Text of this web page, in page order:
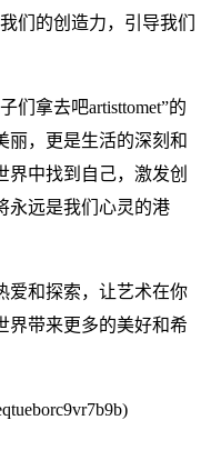
们的创造力，引导我们
们拿去吧artisttomet”的
丽，更是生活的深刻和
界中找到自己，激发创
永远是我们心灵的港
爱和探索，让艺术在你
界带来更多的美好和希